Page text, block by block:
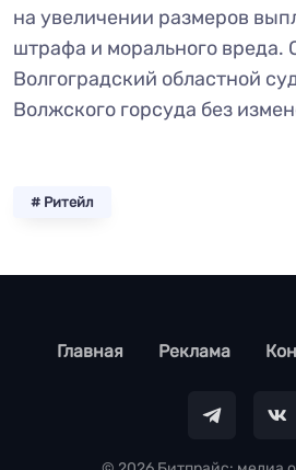
на увеличении размеров
штрафа и морального вреда.
Волгоградский областной
Волжского горсуда без
# Ритейл
footer
Главная Реклама